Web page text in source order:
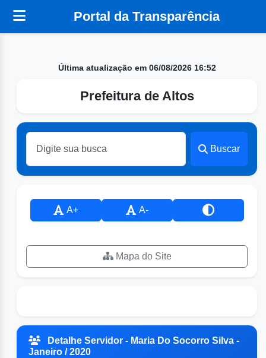
Portal da Transparência
Última atualização em 06/08/2026 16:52
Prefeitura de Altos
Buscar
A+ A-
Mapa do Site
Detalhe Servidor - Maria Do Socorro Silva -
Janeiro / 2020